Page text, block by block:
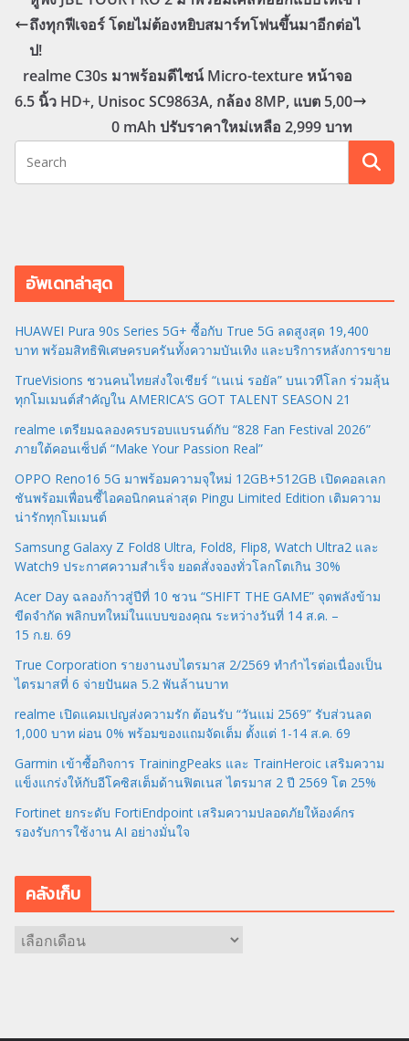
ถึงทุกฟีเจอร์ โดยไม่ต้องหยิบสมาร์ทโฟนขึ้นมาอีกต่อไ
ป!
realme C30s มาพร้อมดีไซน์ Micro-texture หน้าจอ
6.5 นิ้ว HD+, Unisoc SC9863A, กล้อง 8MP, แบต 5,00
0 mAh ปรับราคาใหม่เหลือ 2,999 บาท
อัพเดทล่าสุด
HUAWEI Pura 90s Series 5G+ ซื้อกับ True 5G ลดสูงสุด 19,400
บาท พร้อมสิทธิพิเศษครบครันทั้งความบันเทิง และบริการหลังการขาย
TrueVisions ชวนคนไทยส่งใจเชียร์ “เนเน่ รอยัล” บนเวทีโลก ร่วมลุ้น
ทุกโมเมนต์สำคัญใน AMERICA’S GOT TALENT SEASON 21
realme เตรียมฉลองครบรอบแบรนด์กับ “828 Fan Festival 2026”
ภายใต้คอนเซ็ปต์ “Make Your Passion Real”
OPPO Reno16 5G มาพร้อมความจุใหม่ 12GB+512GB เปิดคอลเลก
ชันพร้อมเพื่อนซี้ไอคอนิกคนล่าสุด Pingu Limited Edition เติมความ
น่ารักทุกโมเมนต์
Samsung Galaxy Z Fold8 Ultra, Fold8, Flip8, Watch Ultra2 และ
Watch9 ประกาศความสำเร็จ ยอดสั่งจองทั่วโลกโตเกิน 30%
Acer Day ฉลองก้าวสู่ปีที่ 10 ชวน “SHIFT THE GAME” จุดพลังข้าม
ขีดจำกัด พลิกบทใหม่ในแบบของคุณ ระหว่างวันที่ 14 ส.ค. –
15 ก.ย. 69
True Corporation รายงานงบไตรมาส 2/2569 ทำกำไรต่อเนื่องเป็น
ไตรมาสที่ 6 จ่ายปันผล 5.2 พันล้านบาท
realme เปิดแคมเปญส่งความรัก ต้อนรับ “วันแม่ 2569” รับส่วนลด
1,000 บาท ผ่อน 0% พร้อมของแถมจัดเต็ม ตั้งแต่ 1-14 ส.ค. 69
Garmin เข้าซื้อกิจการ TrainingPeaks และ TrainHeroic เสริมความ
แข็งแกร่งให้กับอีโคซิสเต็มด้านฟิตเนส ไตรมาส 2 ปี 2569 โต 25%
Fortinet ยกระดับ FortiEndpoint เสริมความปลอดภัยให้องค์กร
รองรับการใช้งาน AI อย่างมั่นใจ
คลังเก็บ